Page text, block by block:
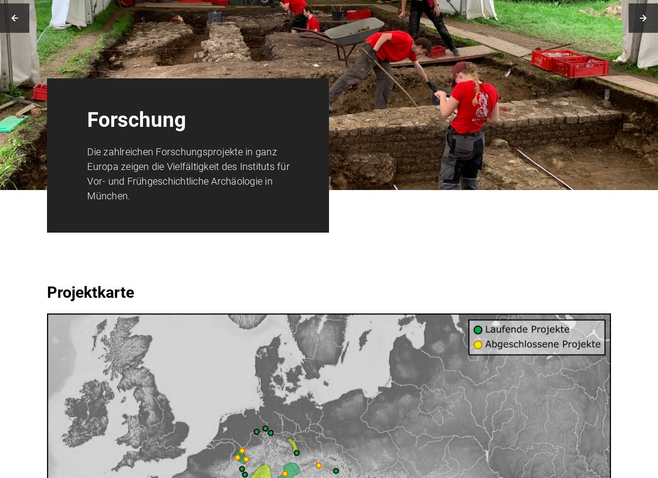
Forschung
Die zahlreichen Forschungsprojekte in ganz
Europa zeigen die Vielfältigkeit des Instituts für
Vor- und Frühgeschichtliche Archäologie in
München.
Projektkarte